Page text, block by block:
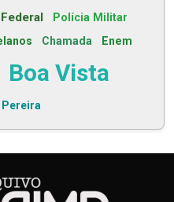
Polícia Militar
Chamada Enem
Boa Vista